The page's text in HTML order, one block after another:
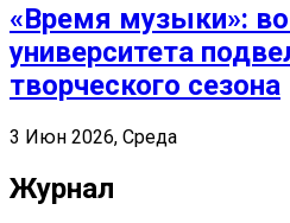
«Время музыки»:
университета
творческого сезона
3 Июн 2026, Среда
Журнал